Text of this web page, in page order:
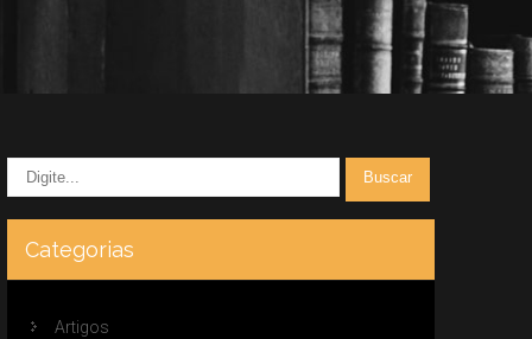
Categorias
Artigos